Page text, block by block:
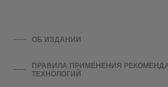
ОБ ИЗДАНИИ
ПРАВИЛА ПРИМЕНЕНИЯ
ТЕХНОЛОГИЙ